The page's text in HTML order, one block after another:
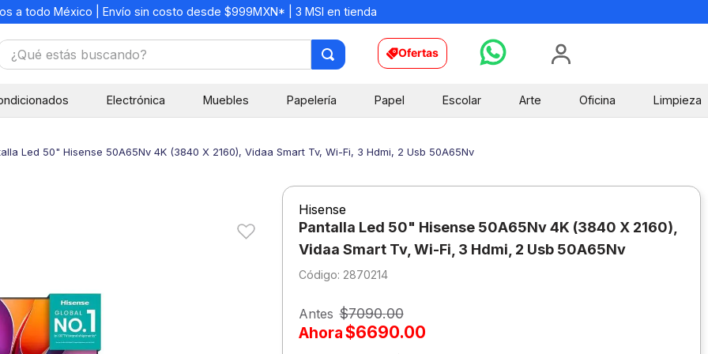
a todo México | Envío sin costo desde $999MXN* | 3 MSI en tienda
estás buscando? Ofertas
Electrónica Muebles Papelería Papel Escolar Arte Oficina Limpieza
Led 50" Hisense 50A65Nv 4K (3840 X 2160), Vidaa Smart Tv, Wi-Fi, 3 Hdmi, 2 Usb 50A65Nv
Hisense
Pantalla Led 50" Hisense 50A65Nv 4K (3840 X 2160),
Vidaa Smart Tv, Wi-Fi, 3 Hdmi, 2 Usb 50A65Nv
: 2870214
Antes $7090.00
Ahora$6690.00
8.
sacapuntas
9.
lapiz